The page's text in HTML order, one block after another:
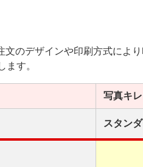
文のデザインや印刷方式によ
ます。
写真キ
スタン